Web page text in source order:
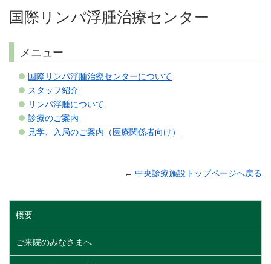
国際リンパ浮腫治療センター
メニュー
国際リンパ浮腫治療センターについて
スタッフ紹介
リンパ浮腫について
診療のご案内
見学、入局のご案内（医療関係者向け）
← 中央診療施設トップページへ戻る
概要
ご来院のみなさまへ